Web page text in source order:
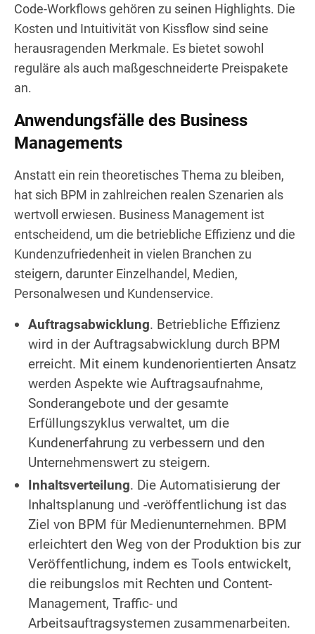
Code-Workflows gehören zu seinen Highlights. Die
Kosten und Intuitivität von Kissflow sind seine
herausragenden Merkmale. Es bietet sowohl
reguläre als auch maßgeschneiderte Preispakete
an.
Anwendungsfälle des Business
Managements
Anstatt ein rein theoretisches Thema zu bleiben,
hat sich BPM in zahlreichen realen Szenarien als
wertvoll erwiesen. Business Management ist
entscheidend, um die betriebliche Effizienz und die
Kundenzufriedenheit in vielen Branchen zu
steigern, darunter Einzelhandel, Medien,
Personalwesen und Kundenservice.
Auftragsabwicklung. Betriebliche Effizienz
wird in der Auftragsabwicklung durch BPM
erreicht. Mit einem kundenorientierten Ansatz
werden Aspekte wie Auftragsaufnahme,
Sonderangebote und der gesamte
Erfüllungszyklus verwaltet, um die
Kundenerfahrung zu verbessern und den
Unternehmenswert zu steigern.
Inhaltsverteilung. Die Automatisierung der
Inhaltsplanung und -veröffentlichung ist das
Ziel von BPM für Medienunternehmen. BPM
erleichtert den Weg von der Produktion bis zur
Veröffentlichung, indem es Tools entwickelt,
die reibungslos mit Rechten und Content-
Management, Traffic- und
Arbeitsauftragsystemen zusammenarbeiten.